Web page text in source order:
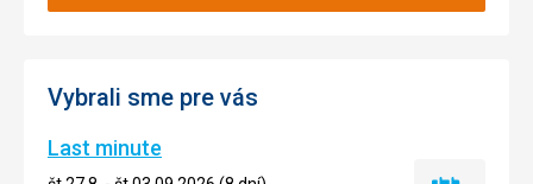
Vybrali sme pre vás
Last minute